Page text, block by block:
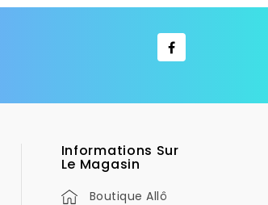
Informations Sur
Le Magasin
Boutique Allô